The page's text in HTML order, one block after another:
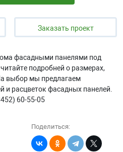
Заказать проект
фасадными панелями под
подробней о размерах,
выбор мы предлагаем
и расцветок фасадных панелей.
60-55-05
Поделиться: